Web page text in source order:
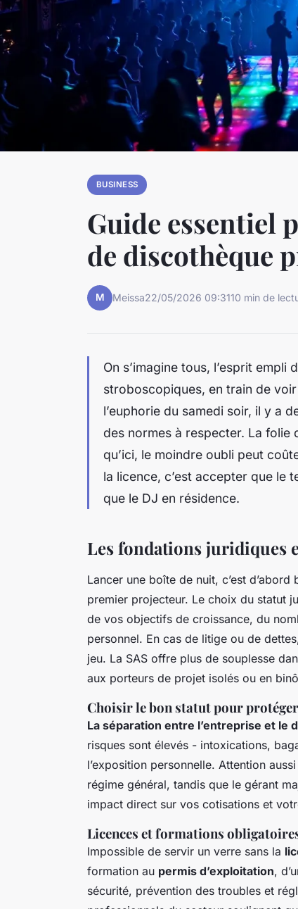
BUSINESS
Guide essentiel
de discothèque
M Meissa22/05/2026 09:3110 min de
On s’imagine tous, l’esprit
stroboscopiques, en train de
l’euphorie du samedi soir, il y a
des normes à respecter. La folie
qu’ici, le moindre oubli peut
la licence, c’est accepter que le
que le DJ en résidence.
Les fondations juridiques
Lancer une boîte de nuit, c’est
premier projecteur. Le choix du statut
de vos objectifs de croissance, du
personnel. En cas de litige ou de
jeu. La SAS offre plus de souplesse
aux porteurs de projet isolés ou en
Choisir le bon statut pour
La séparation entre l’entreprise et le
risques sont élevés - intoxications,
l’exposition personnelle. Attention
régime général, tandis que le gérant
impact direct sur vos cotisations et
Licences et formations
Impossible de servir un verre sans la
formation au permis d’exploitation,
sécurité, prévention des troubles et